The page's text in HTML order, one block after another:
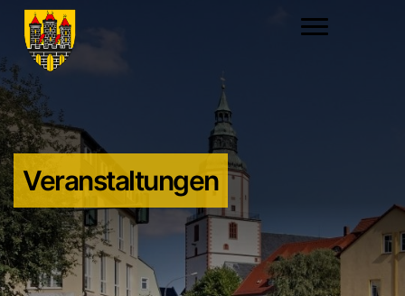
Veranstaltungen